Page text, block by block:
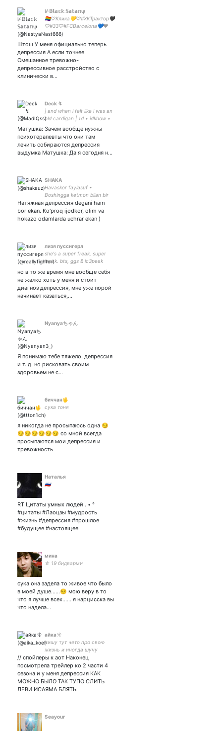
⊬𝔹𝕝𝕒𝕔𝕜 𝕊𝕒𝕥𝕒𝕟ψ
🏳️‍🌈♡Клика💛♡#ХКТрактор🖤
♡#33♡#FCBarcelona💙❤️
♡#TØP⊬♡взаимная♡живу
фандомах♡разносторонняя
личность и просто клоун🤡
♡вечно хочу спать🌌
♡рисовака🐣♡
Штош У меня официально теперь
депрессия А если точнее
Смешанное тревожно-
депрессивное расстройство с
клинически в…
Deck ↯
| and when i felt like i was an
old cardigan | 1d • idkhow •
dnp • marvel • dghda •
good omens • руслит • am
• wallows
Матушка: Зачем вообще нужны
психотерапевты что они там
лечить собираются депрессия
выдумка Матушка: Да я сегодня н…
SHAKA
Havaskor faylasuf •
Boshingga ketmon bilan bir
solaman!
Натяжная депрессия degani ham
bor ekan. Ko'proq ijodkor, olim va
hokazo odamlarda uchrar ekan )
лизя пуссигерл
she's a super freak, super
freak. bts, ggs & ic3peak
но в то же время мне вообще себя
не жалко хоть у меня и стоит
диагноз депрессия, мне уже порой
начинает казаться,…
Nyanyaちゃん
Я понимаю тебе тяжело, депрессия
и т. д. но рисковать своим
здоровьем не с…
биччан🖖
сука тоня
я никогда не просыпаюсь одна 😏
😏😏😏😏😏😏 со мной всегда
просыпаются мои депрессия и
тревожность
Наталья
🇷🇺
RT Цитаты умных людей . • °
#цитаты #Лаоцзы #мудрость
#жизнь #депрессия #прошлое
#будущее #настоящее
мина
☆ 19 бидварми
сука она задела то живое что было
в моей душе......😔 мою веру в то
что я лучше всех...... я нарцисска вы
что надела…
айка☼
пишу тут чето про свою
жизнь и иногда шучу
// спойлеры к аот Наконец
посмотрела трейлер ко 2 части 4
сезона и у меня депрессия КАК
МОЖНО БЫЛО ТАК ТУПО СЛИТЬ
ЛЕВИ ИСАЯМА БЛЯТЬ
Seayour